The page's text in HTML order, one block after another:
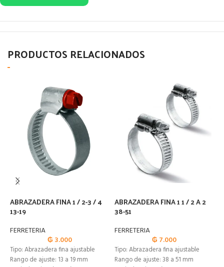
PRODUCTOS RELACIONADOS
ABRAZADERA FINA 1 / 2-3 / 4
13-19
FERRETERIA
₲ 3.000
Tipo: Abrazadera fina ajustable
Rango de ajuste: 13 a 19 mm
ABRAZADERA FINA 1 1 / 2 A 2
38-51
FERRETERIA
₲ 7.000
Tipo: Abrazadera fina ajustable
Rango de ajuste: 38 a 51 mm